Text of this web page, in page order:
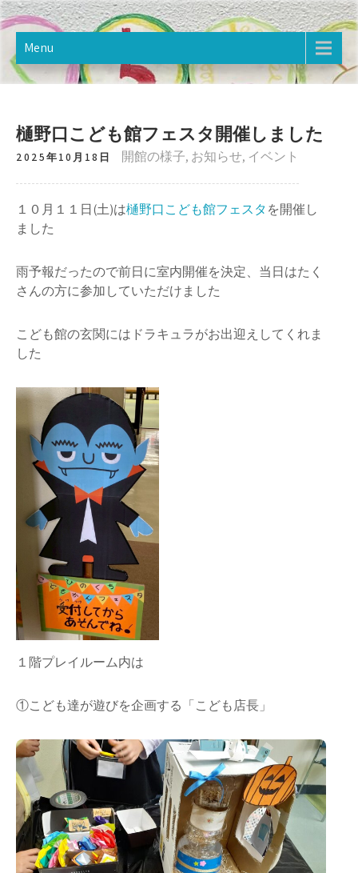
Skip
to
content樋野口こども館
2020年12月オープン。樋野口こども館のホームページです。
Menu
樋野口こども館フェスタ開催しました
2025年10月18日 開館の様子, お知らせ, イベント
１０月１１日(土)は樋野口こども館フェスタを開催し
ました
雨予報だったので前日に室内開催を決定、当日はたく
さんの方に参加していただけました
こども館の玄関にはドラキュラがお出迎えしてくれま
した
１階プレイルーム内は
①こども達が遊びを企画する「こども店長」